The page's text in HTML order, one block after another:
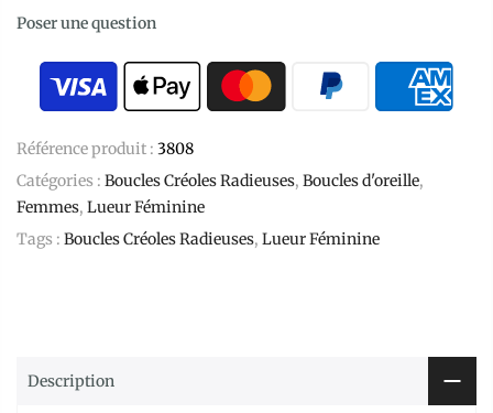
Poser une question
Référence produit : 3808
Catégories : Boucles Créoles Radieuses, Boucles d'oreille,
Femmes, Lueur Féminine
Tags : Boucles Créoles Radieuses, Lueur Féminine
Description